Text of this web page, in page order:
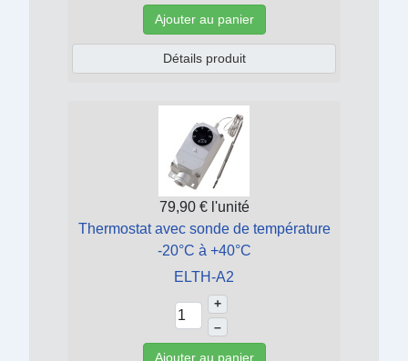
Ajouter au panier
Détails produit
79,90 € l'unité
Thermostat avec sonde de température
-20°C à +40°C
ELTH-A2
+
–
Ajouter au panier